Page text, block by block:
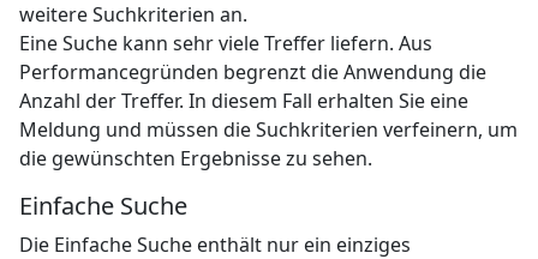
weitere Suchkriterien an.
Eine Suche kann sehr viele Treffer liefern. Aus
Performancegründen begrenzt die Anwendung die
Anzahl der Treffer. In diesem Fall erhalten Sie eine
Meldung und müssen die Suchkriterien verfeinern, um
die gewünschten Ergebnisse zu sehen.
Einfache Suche
Die Einfache Suche enthält nur ein einziges